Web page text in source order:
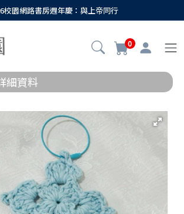
校園網路書房週年慶：與上帝同行
0
細資料